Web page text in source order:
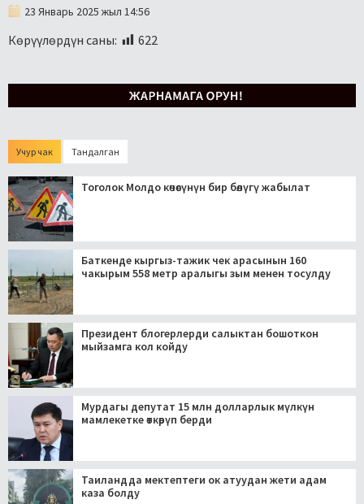
23 Январь 2025 жыл 14:56
Көрүүлөрдүн саны: 622
Учур чак Тандалган
Тоголок Молдо көчөсүнүн бир бөлүгү жабылат
Баткенде кыргыз-тажик чек арасынын 160
чакырым 558 метр аралыгы зым менен тосулду
Президент блогерлерди салыктан бошоткон
мыйзамга кол койду
Мурдагы депутат 15 млн долларлык мүлкүн
мамлекетке өткөрүп берди
Таиландда мектептеги ок атуудан жети адам
каза болду